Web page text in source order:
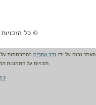
© כל
האתר נבנה על ידי נדב אתרים בהתבססות
הזכויות על התמונות